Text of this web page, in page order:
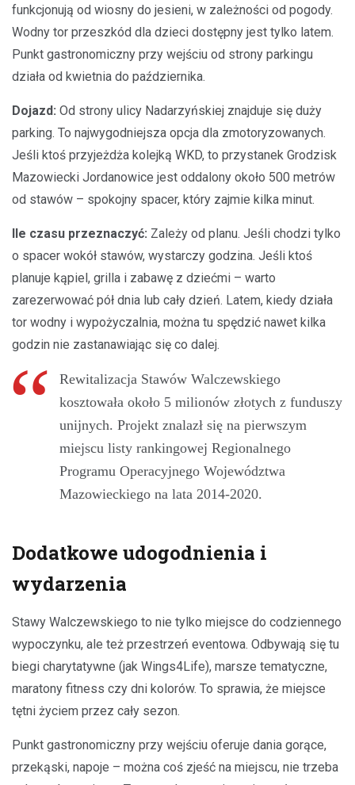
funkcjonują od wiosny do jesieni, w zależności od pogody.
Wodny tor przeszkód dla dzieci dostępny jest tylko latem.
Punkt gastronomiczny przy wejściu od strony parkingu
działa od kwietnia do października.
Dojazd: Od strony ulicy Nadarzyńskiej znajduje się duży
parking. To najwygodniejsza opcja dla zmotoryzowanych.
Jeśli ktoś przyjeżdża kolejką WKD, to przystanek Grodzisk
Mazowiecki Jordanowice jest oddalony około 500 metrów
od stawów – spokojny spacer, który zajmie kilka minut.
Ile czasu przeznaczyć: Zależy od planu. Jeśli chodzi tylko
o spacer wokół stawów, wystarczy godzina. Jeśli ktoś
planuje kąpiel, grilla i zabawę z dziećmi – warto
zarezerwować pół dnia lub cały dzień. Latem, kiedy działa
tor wodny i wypożyczalnia, można tu spędzić nawet kilka
godzin nie zastanawiając się co dalej.
Rewitalizacja Stawów Walczewskiego
kosztowała około 5 milionów złotych z funduszy
unijnych. Projekt znalazł się na pierwszym
miejscu listy rankingowej Regionalnego
Programu Operacyjnego Województwa
Mazowieckiego na lata 2014-2020.
Dodatkowe udogodnienia i
wydarzenia
Stawy Walczewskiego to nie tylko miejsce do codziennego
wypoczynku, ale też przestrzeń eventowa. Odbywają się tu
biegi charytatywne (jak Wings4Life), marsze tematyczne,
maratony fitness czy dni kolorów. To sprawia, że miejsce
tętni życiem przez cały sezon.
Punkt gastronomiczny przy wejściu oferuje dania gorące,
przekąski, napoje – można coś zjeść na miejscu, nie trzeba